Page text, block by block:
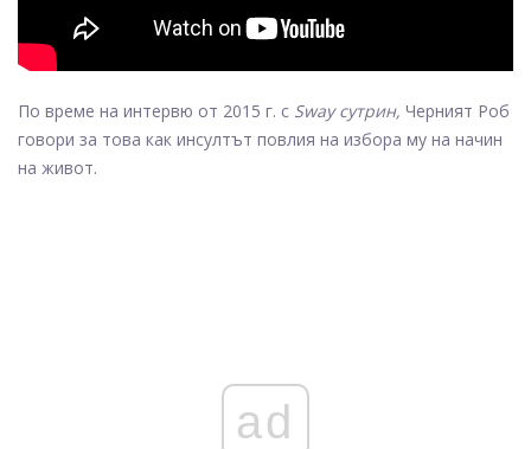
По време на интервю от 2015 г. с Sway сутрин, Черният Роб
говори за това как инсултът повлия на избора му на начин
на живот.
ad